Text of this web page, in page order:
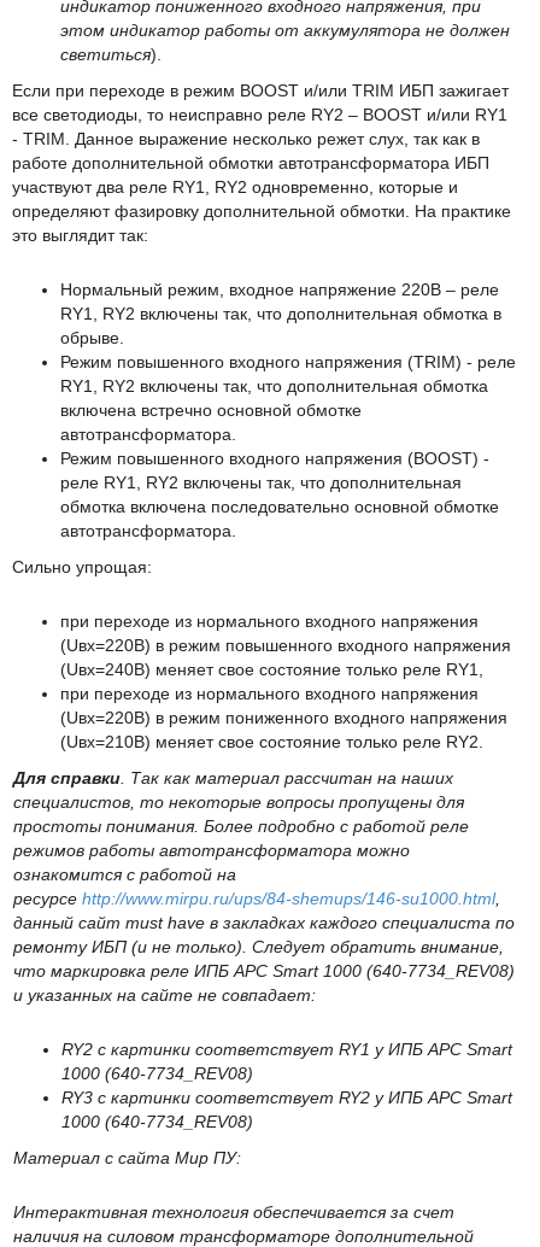
индикатор пониженного входного напряжения, при
этом индикатор работы от аккумулятора не должен
светиться).
Если при переходе в режим BOOST и/или TRIM ИБП зажигает
все светодиоды, то неисправно реле RY2 – BOOST и/или RY1
- TRIM. Данное выражение несколько режет слух, так как в
работе дополнительной обмотки автотрансформатора ИБП
участвуют два реле RY1, RY2 одновременно, которые и
определяют фазировку дополнительной обмотки. На практике
это выглядит так:
Нормальный режим, входное напряжение 220В – реле
RY1, RY2 включены так, что дополнительная обмотка в
обрыве.
Режим повышенного входного напряжения (TRIM) - реле
RY1, RY2 включены так, что дополнительная обмотка
включена встречно основной обмотке
автотрансформатора.
Режим повышенного входного напряжения (BOOST) -
реле RY1, RY2 включены так, что дополнительная
обмотка включена последовательно основной обмотке
автотрансформатора.
Сильно упрощая:
при переходе из нормального входного напряжения
(Uвх=220В) в режим повышенного входного напряжения
(Uвх=240В) меняет свое состояние только реле RY1,
при переходе из нормального входного напряжения
(Uвх=220В) в режим пониженного входного напряжения
(Uвх=210В) меняет свое состояние только реле RY2.
Для справки . Так как материал рассчитан на наших
специалистов, то некоторые вопросы пропущены для
простоты понимания. Более подробно с работой реле
режимов работы автотрансформатора можно
ознакомится с работой на
ресурсе http://www.mirpu.ru/ups/84-shemups/146-su1000.html,
данный сайт must have в закладках каждого специалиста по
ремонту ИБП (и не только). Следует обратить внимание,
что маркировка реле ИПБ APC Smart 1000 (640-7734_REV08)
и указанных на сайте не совпадает:
RY2 с картинки соответствует RY1 у ИПБ APC Smart
1000 (640-7734_REV08)
RY3 с картинки соответствует RY2 у ИПБ APC Smart
1000 (640-7734_REV08)
Материал с сайта Мир ПУ:
Интерактивная технология обеспечивается за счет
наличия на силовом трансформаторе дополнительной